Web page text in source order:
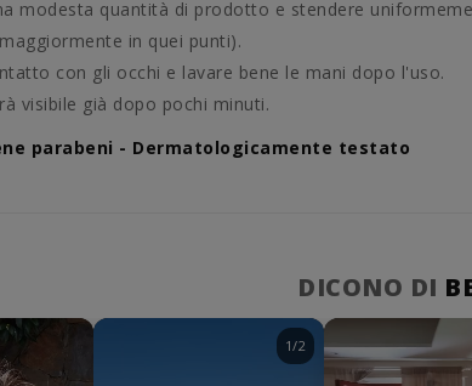
modesta quantità di prodotto e stendere
in quei punti).
con gli occhi e lavare bene le mani dopo l'uso.
visibile già dopo pochi minuti.
parabeni - Dermatologicamente testato
DICONO DI
1/2